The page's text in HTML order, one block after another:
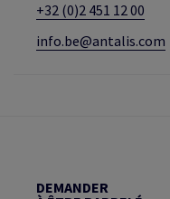
+32 (0)2 451 12 00
info.be@antalis.com
DEMANDER